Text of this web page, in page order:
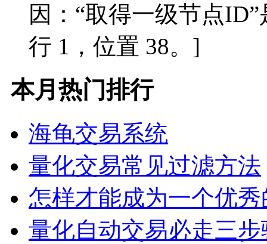
因：“取得一级节点
行 1，位置 38。]
本月热门排行
海龟交易系统
量化交易常见过滤方法
怎样才能成为一个优
量化自动交易必走三步